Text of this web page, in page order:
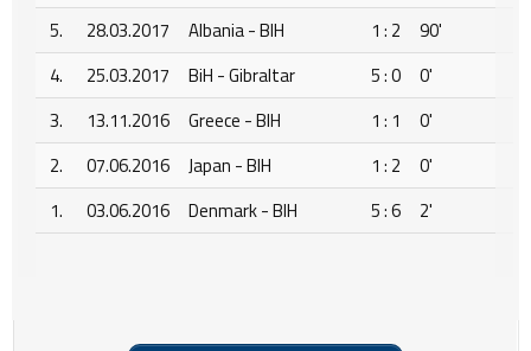
5.
28.03.2017 Albania - BIH 1 : 2
90'
4.
25.03.2017 BiH - Gibraltar 5 : 0
0'
3.
13.11.2016 Greece - BIH 1 : 1
0'
2.
07.06.2016 Japan - BIH 1 : 2
0'
1.
03.06.2016 Denmark - BIH 5 : 6 2'